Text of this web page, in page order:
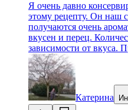
Я очень давно
этому рецепту. Он
получаются очень
вкусен и перец.
зависимости от вкуса.
Катерина